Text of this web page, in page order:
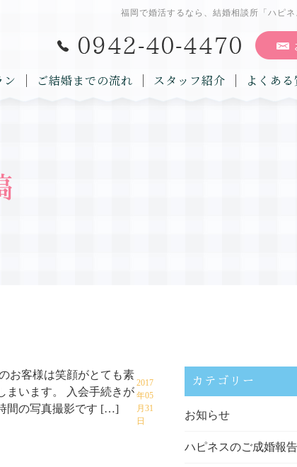
福岡で婚活するなら、結婚相談所「ハピネ
ン ご結婚までの流れ スタッフ紹介 よくあ
お客様は笑顔がとても素
まいます。 入会手続きが
間の写真撮影です […]
2017
年05
月31
日
カテゴリー
お知らせ
ハピネスのご成婚報告